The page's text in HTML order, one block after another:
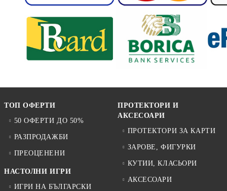
ТОП ОФЕРТИ
50 ОФЕРТИ ДО 50%
РАЗПРОДАЖБИ
ПРЕОЦЕНЕНИ
НАСТОЛНИ ИГРИ
ИГРИ НА БЪЛГАРСКИ
ПРОТЕКТОРИ И
АКСЕСОАРИ
ПРОТЕКТОРИ ЗА КАРТИ
ЗАРОВЕ, ФИГУРКИ
КУТИИ, КЛАСЬОРИ
АКСЕСОАРИ